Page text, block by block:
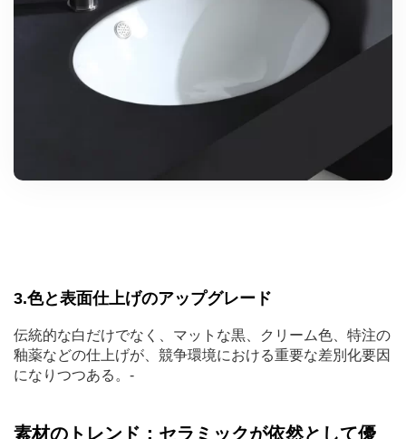
3.色と表面仕上げのアップグレード
伝統的な白だけでなく、マットな黒、クリーム色、特注の
釉薬などの仕上げが、競争環境における重要な差別化要因
になりつつある。-
素材のトレンド：セラミックが依然として優